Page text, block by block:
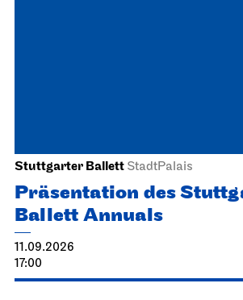
Stuttgarter Ballett StadtPalais
Präsentation des
Ballett Annuals
11.09.2026
17:00